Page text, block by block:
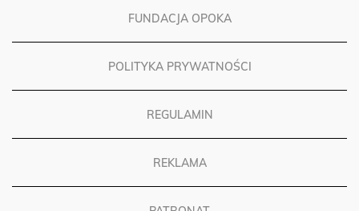
FUNDACJA OPOKA
POLITYKA PRYWATNOŚCI
REGULAMIN
REKLAMA